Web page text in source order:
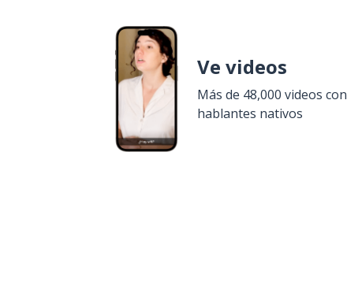
Ve videos
Más de 48,000 videos con
hablantes nativos